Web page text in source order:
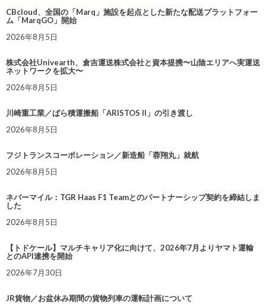
CBcloud、全国の「Marq」施設を起点とした新たな配送プラットフォー
ム「MarqGO」開始
2026年8月5日
株式会社Univearth、倉吉運送株式会社と資本提携〜山陰エリアへ実運送
ネットワークを拡大〜
2026年8月5日
川崎重工業／ばら積運搬船「ARISTOS II」の引き渡し
2026年8月5日
フジトランスコーポレーション／新造船「蓉翔丸」就航
2026年8月5日
ネバーマイル：TGR Haas F1 Teamとのパートナーシップ契約を締結しま
した
2026年8月5日
【トドケール】マルチキャリア化に向けて、2026年7月よりヤマト運輸
とのAPI連携を開始
2026年7月30日
JR貨物／お盆休み期間の貨物列車の運転計画について